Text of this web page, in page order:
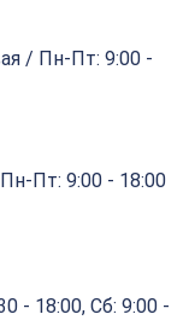
/ Пн-Пт: 9:00 -
Пт: 9:00 - 18:00
- 18:00, Сб: 9:00 -